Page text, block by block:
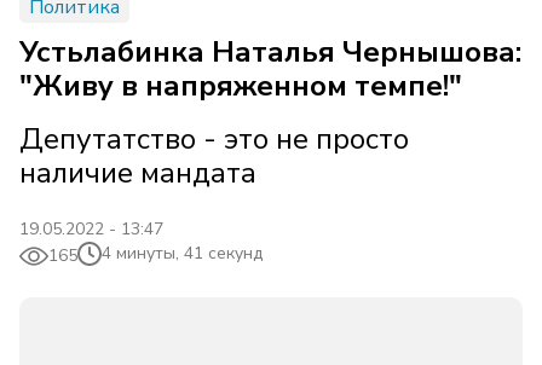
Политика
Устьлабинка Наталья Чернышова:
"Живу в напряженном темпе!"
Депутатство - это не просто
наличие мандата
19.05.2022 - 13:47
165
4 минуты, 41 секунд